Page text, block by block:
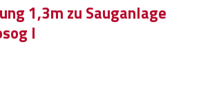
1,3m zu Sauganlage
I